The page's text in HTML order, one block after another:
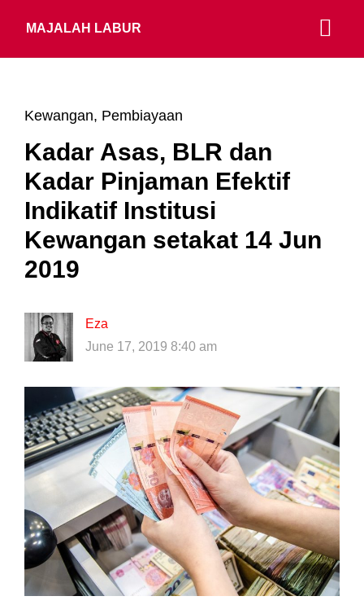
MAJALAH LABUR
Kewangan, Pembiayaan
Kadar Asas, BLR dan
Kadar Pinjaman Efektif
Indikatif Institusi
Kewangan setakat 14 Jun
2019
Eza
June 17, 2019 8:40 am